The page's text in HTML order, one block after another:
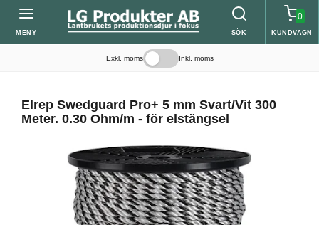
MENY SÖK
0
KUNDVAGN
Exkl. moms Inkl. moms
Elrep Swedguard Pro+ 5 mm Svart/Vit 300
Meter. 0.30 Ohm/m - för elstängsel